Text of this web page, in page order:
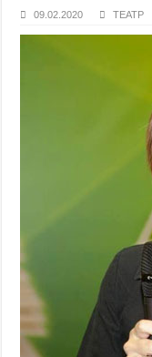
09.02.2020 ТЕАТР